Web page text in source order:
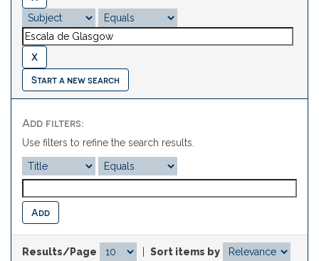
Start a new search
Add filters:
Use filters to refine the search results.
Results/Page
Sort items by